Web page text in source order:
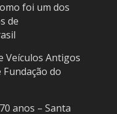
foi um dos
de
Veículos Antigos
do
anos – Santa